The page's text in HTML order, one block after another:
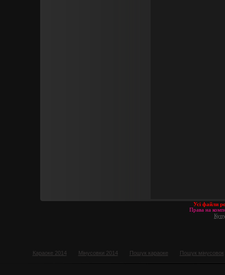
Усі файли
Права на
Караоке 2014 Мінусовки 2014 Пошук караоке Пошук мінусовок